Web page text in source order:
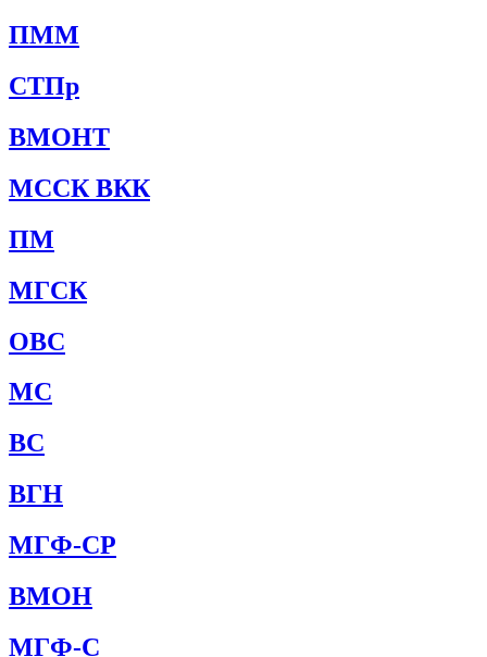
ПММ
СТПр
ВМОНТ
МССК ВКК
ПМ
МГСК
ОВС
МС
ВС
ВГН
МГФ-СР
ВМОН
МГФ-С